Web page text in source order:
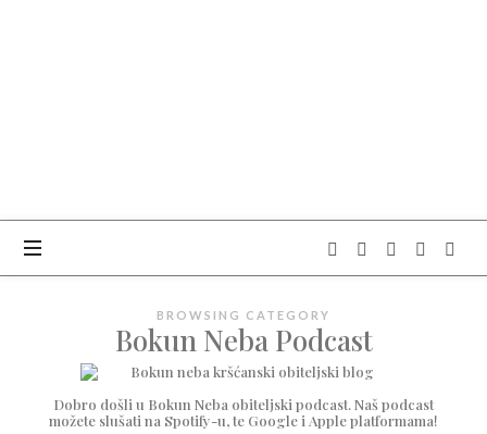
BROWSING CATEGORY
Bokun Neba Podcast
Dobro došli u Bokun Neba obiteljski podcast. Naš podcast
možete slušati na Spotify-u, te Google i Apple platformama!